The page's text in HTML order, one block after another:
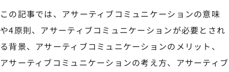
この記事では、アサーティブコミュニケーションの意味
や4原則、アサーティブコミュニケーションが必要とされ
る背景、アサーティブコミュニケーションのメリット、
アサーティブコミュニケーションの考え方、アサーティブ